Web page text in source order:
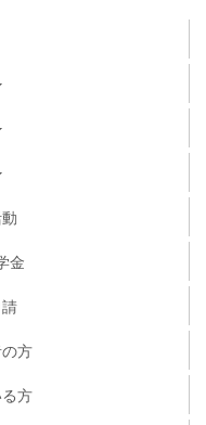
金
方
方